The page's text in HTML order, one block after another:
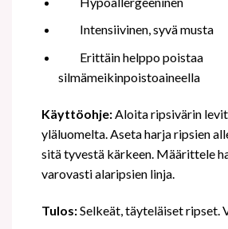
Intensiivinen, syvä musta
Erittäin helppo poistaa
silmämeikinpoistoaineella
Käyttöohje: Aloita ripsivärin
yläluomelta. Aseta harja ripsien
sitä tyvestä kärkeen. Määrittele
varovasti alaripsien linja.
Tulos:Selkeät, täyteläiset ripset.